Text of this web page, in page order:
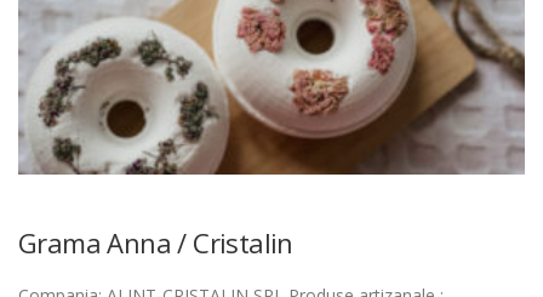
Grama Anna / Cristalin